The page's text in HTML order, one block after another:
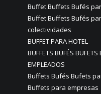
Buffet Buffets Bufés
Buffet Buffets Bufés
colectividades
BUFFET PARA HOTEL
BUFFETS BUFÉS
EMPLEADOS
Buffets Bufés Bufets
Buffets para empresas